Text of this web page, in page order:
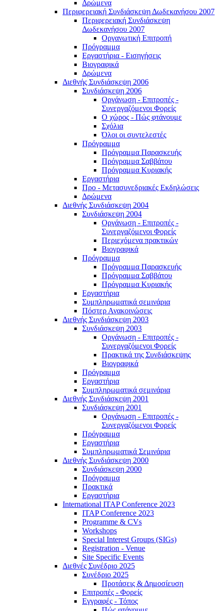
Δρώμενα
Περιφερειακή Συνδιάσκεψη Δωδεκανήσου 2007
Περιφερειακή Συνδιάσκεψη
Δωδεκανήσου 2007
Οργανωτική Επιτροπή
Πρόγραμμα
Εργαστήρια - Εισηγήσεις
Βιογραφικά
Δρώμενα
Διεθνής Συνδιάσκεψη 2006
Συνδιάσκεψη 2006
Οργάνωση - Επιτροπές -
Συνεργαζόμενοι Φορείς
Ο χώρος - Πώς φτάνουμε
Σχόλια
Όλοι οι συντελεστές
Πρόγραμμα
Πρόγραμμα Παρασκευής
Πρόγραμμα Σαββάτου
Πρόγραμμα Κυριακής
Εργαστήρια
Προ - Μετασυνεδριακές Εκδηλώσεις
Δρώμενα
Διεθνής Συνδιάσκεψη 2004
Συνδιάσκεψη 2004
Οργάνωση - Επιτροπές -
Συνεργαζόμενοι Φορείς
Περιεχόμενα πρακτικών
Βιογραφικά
Πρόγραμμα
Πρόγραμμα Παρασκευής
Πρόγραμμα Σαββάτου
Πρόγραμμα Κυριακής
Εργαστήρια
Συμπληρωματικά σεμινάρια
Πόστερ Ανακοινώσεις
Διεθνής Συνδιάσκεψη 2003
Συνδιάσκεψη 2003
Οργάνωση - Επιτροπές -
Συνεργαζόμενοι Φορείς
Πρακτικά της Συνδιάσκεψης
Βιογραφικά
Πρόγραμμα
Εργαστήρια
Συμπληρωματικά σεμινάρια
Διεθνής Συνδιάσκεψη 2001
Συνδιάσκεψη 2001
Οργάνωση - Επιτροπές -
Συνεργαζόμενοι Φορείς
Πρόγραμμα
Εργαστήρια
Συμπληρωματικά Σεμινάρια
Διεθνής Συνδιάσκεψη 2000
Συνδιάσκεψη 2000
Πρόγραμμα
Πρακτικά
Εργαστήρια
International ITAP Conference 2023
ITAP Conference 2023
Programme & CVs
Workshops
Special Interest Groups (SIGs)
Registration - Venue
Site Specific Events
Διεθνές Συνέδριο 2025
Συνέδριο 2025
Προτάσεις & Δημοσίευση
Επιτροπές - Φορείς
Εγγραφές - Τόπος